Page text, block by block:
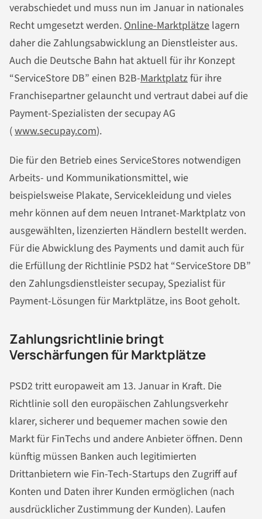
verabschiedet und muss nun im Januar in nationales
Recht umgesetzt werden.Online-Marktplätze lagern
daher die Zahlungsabwicklung an Dienstleister aus.
Auch die Deutsche Bahn hat aktuell für ihr Konzept
“ServiceStore DB” einen B2B-Marktplatzfür ihre
Franchisepartner gelauncht und vertraut dabei auf die
Payment-Spezialisten der secupay AG
(www.secupay.com).
Die für den Betrieb eines ServiceStores notwendigen
Arbeits- und Kommunikationsmittel, wie
beispielsweise Plakate, Servicekleidung und vieles
mehr können auf dem neuen Intranet-Marktplatz von
ausgewählten, lizenzierten Händlern bestellt werden.
Für die Abwicklung des Payments und damit auch für
die Erfüllung der Richtlinie PSD2 hat “ServiceStore DB”
den Zahlungsdienstleister secupay, Spezialist für
Payment-Lösungen für Marktplätze, ins Boot geholt.
Zahlungsrichtlinie bringt
Verschärfungen für Marktplätze
PSD2 tritt europaweit am 13. Januar in Kraft. Die
Richtlinie soll den europäischen Zahlungsverkehr
klarer, sicherer und bequemer machen sowie den
Markt für FinTechs und andere Anbieter öffnen. Denn
künftig müssen Banken auch legitimierten
Drittanbietern wie Fin-Tech-Startups den Zugriff auf
Konten und Daten ihrer Kunden ermöglichen (nach
ausdrücklicher Zustimmung der Kunden). Laufen